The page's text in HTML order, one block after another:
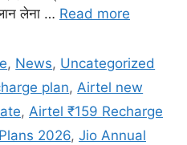
लेना … Read more
, News, Uncategorized
plan, Airtel new
, Airtel ₹159 Recharge
2026, Jio Annual